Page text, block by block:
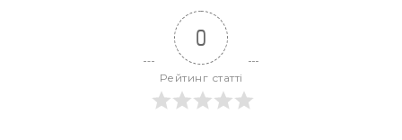
0
Рейтинг статті